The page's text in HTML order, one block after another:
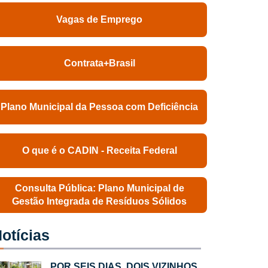
Vagas de Emprego
Contrata+Brasil
Plano Municipal da Pessoa com Deficiência
O que é o CADIN - Receita Federal
Consulta Pública: Plano Municipal de
Gestão Integrada de Resíduos Sólidos